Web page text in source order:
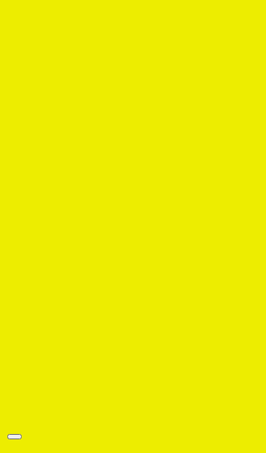
Primary